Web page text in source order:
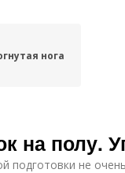
нога
на полу.
подготовки не